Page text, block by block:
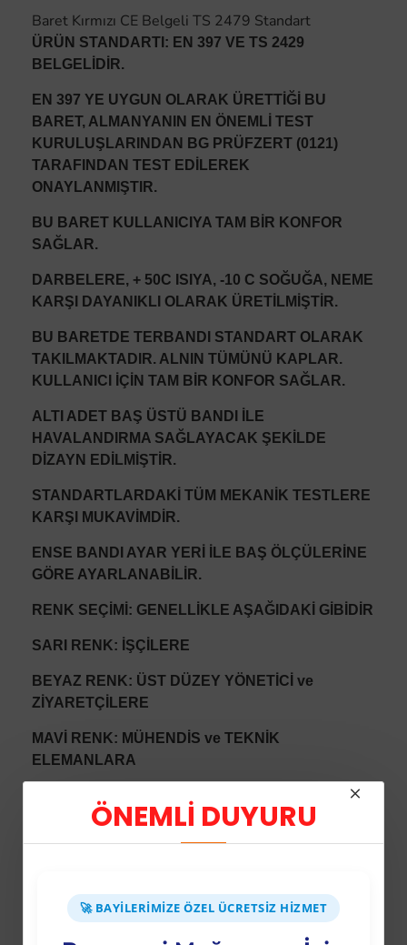
ÖNEMLİ DUYURU
🚀 BAYILERIMIZE ÖZEL ÜCRETSIZ HIZMET
Baret Kırmızı CE Belgeli TS 2479 Standart
ÜRÜN STANDARTI: EN 397 VE TS 2429
BELGELİDİR.
EN 397 YE UYGUN OLARAK ÜRETTİĞİ BU
BARET, ALMANYANIN EN ÖNEMLİ TEST
KURULUŞLARINDAN BG PRÜFZERT (0121)
TARAFINDAN TEST EDİLEREK
ONAYLANMIŞTIR.
BU BARET KULLANICIYA TAM BİR KONFOR
SAĞLAR.
DARBELERE, + 50C ISIYA, -10 C SOĞUĞA, NEME
KARŞI DAYANIKLI OLARAK ÜRETİLMİŞTİR.
BU BARETDE TERBANDI STANDART OLARAK
TAKILMAKTADIR. ALNIN TÜMÜNÜ KAPLAR.
KULLANICI İÇİN TAM BİR KONFOR SAĞLAR.
ALTI ADET BAŞ ÜSTÜ BANDI İLE
HAVALANDIRMA SAĞLAYACAK ŞEKİLDE
DİZAYN EDİLMİŞTİR.
STANDARTLARDAKİ TÜM MEKANİK TESTLERE
KARŞI MUKAVİMDİR.
ENSE BANDI AYAR YERİ İLE BAŞ ÖLÇÜLERİNE
GÖRE AYARLANABİLİR.
RENK SEÇİMİ: GENELLİKLE AŞAĞIDAKİ GİBİDİR
SARI RENK: İŞÇİLERE
BEYAZ RENK: ÜST DÜZEY YÖNETİCİ ve
ZİYARETÇİLERE
MAVİ RENK: MÜHENDİS ve TEKNİK
ELEMANLARA
USTABAŞLARINA